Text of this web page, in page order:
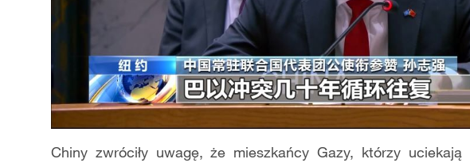
Chiny zwróciły uwagę, że mieszkańcy Gazy, którzy